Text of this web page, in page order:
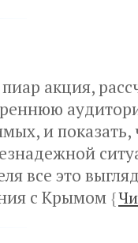
акция,
и показать,
все это
с Крымом {